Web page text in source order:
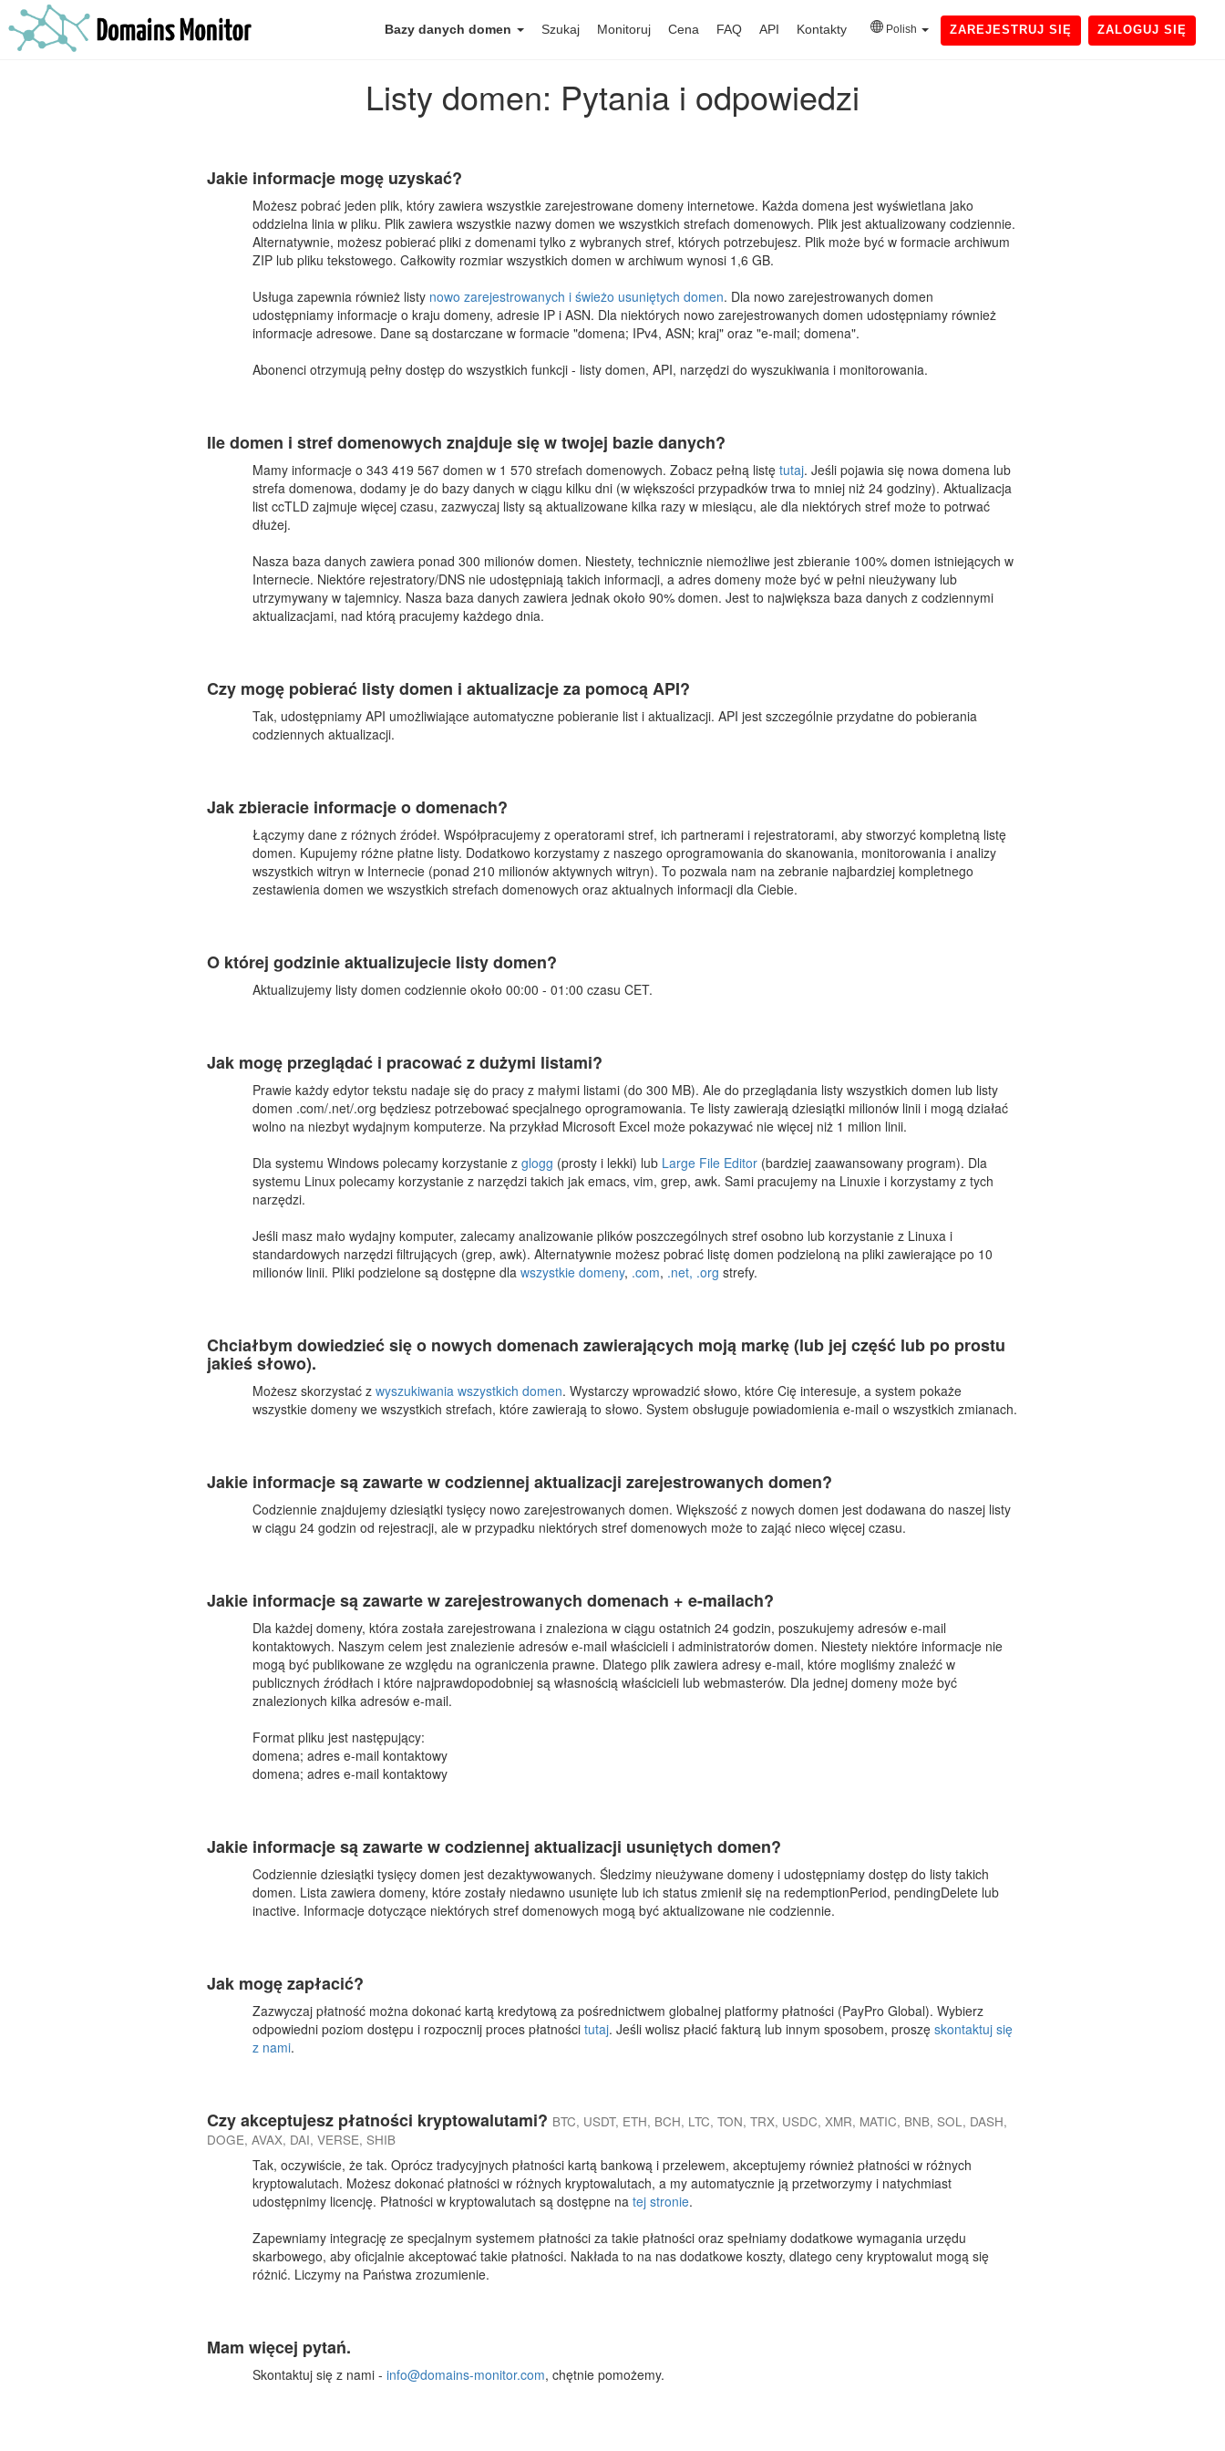
Bazy danych domen Szukaj Monitoruj Cena FAQ API Kontakty Polish ZAREJESTRUJ SIĘ ZALOGUJ SIĘ
Listy domen: Pytania i odpowiedzi
Jakie informacje mogę uzyskać?
Możesz pobrać jeden plik, który zawiera wszystkie zarejestrowane domeny internetowe. Każda domena jest wyświetlana jako
oddzielna linia w pliku. Plik zawiera wszystkie nazwy domen we wszystkich strefach domenowych. Plik jest aktualizowany codziennie.
Alternatywnie, możesz pobierać pliki z domenami tylko z wybranych stref, których potrzebujesz. Plik może być w formacie archiwum
ZIP lub pliku tekstowego. Całkowity rozmiar wszystkich domen w archiwum wynosi 1,6 GB.
Usługa zapewnia również listy nowo zarejestrowanych i świeżo usuniętych domen. Dla nowo zarejestrowanych domen
udostępniamy informacje o kraju domeny, adresie IP i ASN. Dla niektórych nowo zarejestrowanych domen udostępniamy również
informacje adresowe. Dane są dostarczane w formacie "domena; IPv4, ASN; kraj" oraz "e-mail; domena".
Abonenci otrzymują pełny dostęp do wszystkich funkcji - listy domen, API, narzędzi do wyszukiwania i monitorowania.
Ile domen i stref domenowych znajduje się w twojej bazie danych?
Mamy informacje o 343 419 567 domen w 1 570 strefach domenowych. Zobacz pełną listętutaj. Jeśli pojawia się nowa domena lub
strefa domenowa, dodamy je do bazy danych w ciągu kilku dni (w większości przypadków trwa to mniej niż 24 godziny). Aktualizacja
list ccTLD zajmuje więcej czasu, zazwyczaj listy są aktualizowane kilka razy w miesiącu, ale dla niektórych stref może to potrwać
dłużej.
Nasza baza danych zawiera ponad 300 milionów domen. Niestety, technicznie niemożliwe jest zbieranie 100% domen istniejących w
Internecie. Niektóre rejestratory/DNS nie udostępniają takich informacji, a adres domeny może być w pełni nieużywany lub
utrzymywany w tajemnicy. Nasza baza danych zawiera jednak około 90% domen. Jest to największa baza danych z codziennymi
aktualizacjami, nad którą pracujemy każdego dnia.
Czy mogę pobierać listy domen i aktualizacje za pomocą API?
Tak, udostępniamy API umożliwiające automatyczne pobieranie list i aktualizacji. API jest szczególnie przydatne do pobierania
codziennych aktualizacji.
Jak zbieracie informacje o domenach?
Łączymy dane z różnych źródeł. Współpracujemy z operatorami stref, ich partnerami i rejestratorami, aby stworzyć kompletną listę
domen. Kupujemy różne płatne listy. Dodatkowo korzystamy z naszego oprogramowania do skanowania, monitorowania i analizy
wszystkich witryn w Internecie (ponad 210 milionów aktywnych witryn). To pozwala nam na zebranie najbardziej kompletnego
zestawienia domen we wszystkich strefach domenowych oraz aktualnych informacji dla Ciebie.
O której godzinie aktualizujecie listy domen?
Aktualizujemy listy domen codziennie około 00:00 - 01:00 czasu CET.
Jak mogę przeglądać i pracować z dużymi listami?
Prawie każdy edytor tekstu nadaje się do pracy z małymi listami (do 300 MB). Ale do przeglądania listy wszystkich domen lub listy
domen .com/.net/.org będziesz potrzebować specjalnego oprogramowania. Te listy zawierają dziesiątki milionów linii i mogą działać
wolno na niezbyt wydajnym komputerze. Na przykład Microsoft Excel może pokazywać nie więcej niż 1 milion linii.
Dla systemu Windows polecamy korzystanie zglogg (prosty i lekki) lub Large File Editor (bardziej zaawansowany program). Dla
systemu Linux polecamy korzystanie z narzędzi takich jak emacs, vim, grep, awk. Sami pracujemy na Linuxie i korzystamy z tych
narzędzi.
Jeśli masz mało wydajny komputer, zalecamy analizowanie plików poszczególnych stref osobno lub korzystanie z Linuxa i
standardowych narzędzi filtrujących (grep, awk). Alternatywnie możesz pobrać listę domen podzieloną na pliki zawierające po 10
milionów linii. Pliki podzielone są dostępne dlawszystkie domeny, .com, .net, .org strefy.
Chciałbym dowiedzieć się o nowych domenach zawierających moją markę (lub jej część lub po prostu
jakieś słowo).
Możesz skorzystać zwyszukiwania wszystkich domen. Wystarczy wprowadzić słowo, które Cię interesuje, a system pokaże
wszystkie domeny we wszystkich strefach, które zawierają to słowo. System obsługuje powiadomienia e-mail o wszystkich zmianach.
Jakie informacje są zawarte w codziennej aktualizacji zarejestrowanych domen?
Codziennie znajdujemy dziesiątki tysięcy nowo zarejestrowanych domen. Większość z nowych domen jest dodawana do naszej listy
w ciągu 24 godzin od rejestracji, ale w przypadku niektórych stref domenowych może to zająć nieco więcej czasu.
Jakie informacje są zawarte w zarejestrowanych domenach + e-mailach?
Dla każdej domeny, która została zarejestrowana i znaleziona w ciągu ostatnich 24 godzin, poszukujemy adresów e-mail
kontaktowych. Naszym celem jest znalezienie adresów e-mail właścicieli i administratorów domen. Niestety niektóre informacje nie
mogą być publikowane ze względu na ograniczenia prawne. Dlatego plik zawiera adresy e-mail, które mogliśmy znaleźć w
publicznych źródłach i które najprawdopodobniej są własnością właścicieli lub webmasterów. Dla jednej domeny może być
znalezionych kilka adresów e-mail.
Format pliku jest następujący:
domena; adres e-mail kontaktowy
domena; adres e-mail kontaktowy
Jakie informacje są zawarte w codziennej aktualizacji usuniętych domen?
Codziennie dziesiątki tysięcy domen jest dezaktywowanych. Śledzimy nieużywane domeny i udostępniamy dostęp do listy takich
domen. Lista zawiera domeny, które zostały niedawno usunięte lub ich status zmienił się na redemptionPeriod, pendingDelete lub
inactive. Informacje dotyczące niektórych stref domenowych mogą być aktualizowane nie codziennie.
Jak mogę zapłacić?
Zazwyczaj płatność można dokonać kartą kredytową za pośrednictwem globalnej platformy płatności (PayPro Global). Wybierz
odpowiedni poziom dostępu i rozpocznij proces płatnościtutaj. Jeśli wolisz płacić fakturą lub innym sposobem, proszęskontaktuj się
z nami.
Czy akceptujesz płatności kryptowalutami? BTC, USDT, ETH, BCH, LTC, TON, TRX, USDC, XMR, MATIC, BNB, SOL, DASH,
DOGE, AVAX, DAI, VERSE, SHIB
Tak, oczywiście, że tak. Oprócz tradycyjnych płatności kartą bankową i przelewem, akceptujemy również płatności w różnych
kryptowalutach. Możesz dokonać płatności w różnych kryptowalutach, a my automatycznie ją przetworzymy i natychmiast
udostępnimy licencję. Płatności w kryptowalutach są dostępne natej stronie.
Zapewniamy integrację ze specjalnym systemem płatności za takie płatności oraz spełniamy dodatkowe wymagania urzędu
skarbowego, aby oficjalnie akceptować takie płatności. Nakłada to na nas dodatkowe koszty, dlatego ceny kryptowalut mogą się
różnić. Liczymy na Państwa zrozumienie.
Mam więcej pytań.
Skontaktuj się z nami -info@domains-monitor.com, chętnie pomożemy.